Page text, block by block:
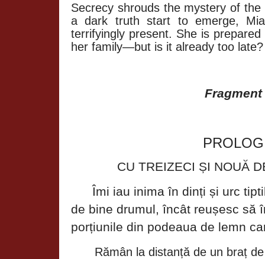
Secrecy shrouds the mystery of
a dark truth start to emerge,
terrifyingly present. She is
her family—but is it already too late?
Fragment
PROLOG
CU TREIZECI ȘI NOUĂ
Îmi iau inimaîn dinți și urc
de bine drumul,încât reușesc să
porțiunile din podeaua de lemn
Rămân la distanță de un braț